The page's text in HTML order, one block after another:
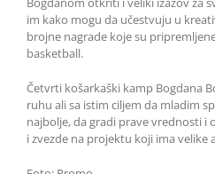
im kako mogu da učestvuju u
brojne nagrade koje su
basketball.
Četvrti košarkaški kamp Bogdana
ruhu ali sa istim ciljem da mladim
najbolje, da gradi prave vrednosti i
i zvezde na projektu koji ima velike